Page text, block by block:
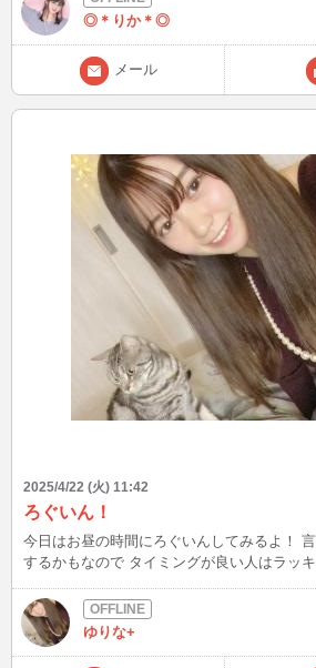
◎＊りか＊◎
メール
2025/4/22 (火) 11:42
ろぐいん！
今日はお昼の時間にろぐいんしてみるよ！ 言うてもきまぐれで終了
するかもなので タイミングが良い人はラッキーで
いみたいでかわちいすぎる 昨日お泊まりでお留守番だったからかな
でもごめん、今夜もお泊まり♡なのでまたお
ゆりな+